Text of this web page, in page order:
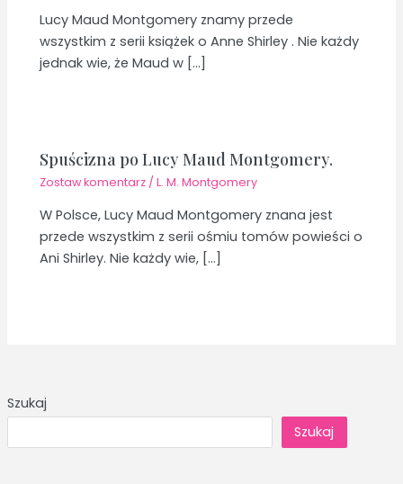
Szukaj
Szukaj
Lucy Maud Montgomery znamy przede
wszystkim z serii książek o Anne Shirley . Nie każdy
jednak wie, że Maud w […]
Spuścizna po Lucy Maud Montgomery.
Zostaw komentarz /L. M. Montgomery
W Polsce, Lucy Maud Montgomery znana jest
przede wszystkim z serii ośmiu tomów powieści o
Ani Shirley. Nie każdy wie, […]